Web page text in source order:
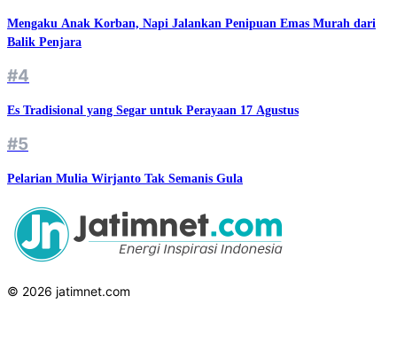
Mengaku Anak Korban, Napi Jalankan Penipuan Emas Murah dari
Balik Penjara
#4
Es Tradisional yang Segar untuk Perayaan 17 Agustus
#5
Pelarian Mulia Wirjanto Tak Semanis Gula
© 2026 jatimnet.com